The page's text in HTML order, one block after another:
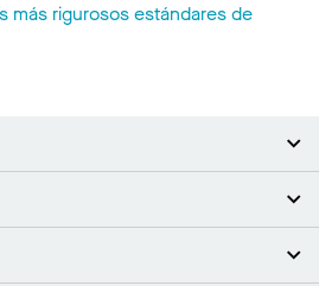
más rigurosos estándares de